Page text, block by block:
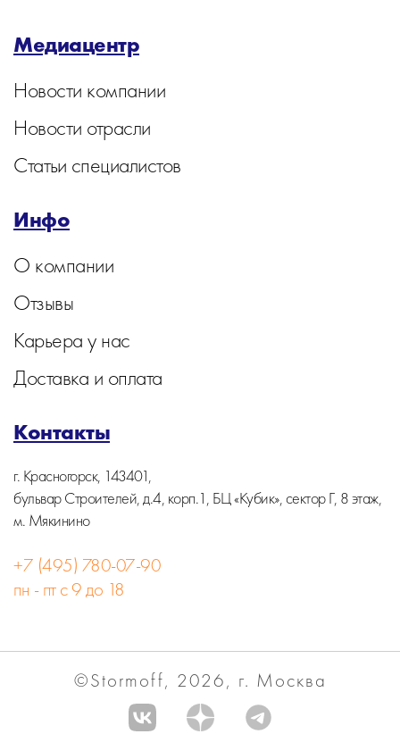
Медиацентр
Новости компании
Новости отрасли
Статьи специалистов
Инфо
О компании
Отзывы
Карьера у нас
Доставка и оплата
Контакты
г. Красногорск, 143401,
бульвар Строителей, д.4, корп.1, БЦ «Кубик», сектор Г, 8 этаж,
м. Мякинино
+7 (495) 780-07-90
пн - пт с 9 до 18
©Stormoff, 2026, г. Москва